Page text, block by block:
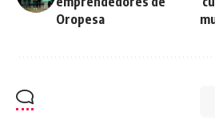
Oropesa